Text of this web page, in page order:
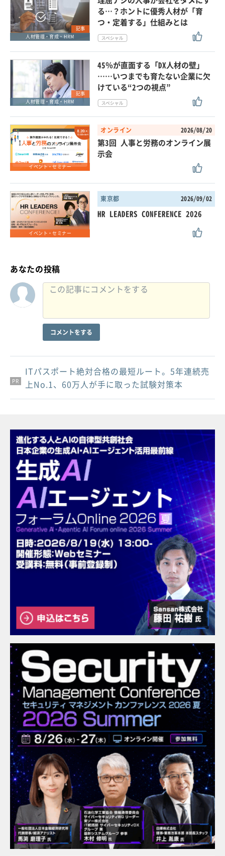
記事
人材管理・育成・HRM
る…？ホントに優秀人材が「育
つ・定着する」仕組みとは
記事
人材管理・育成・HRM
45％が直面する「DX人材の壁」
……いつまでも育たない企業に欠
けている“2つの視点”
イベント・セミナー
オンライン 2026/08/20
第3回 人事と労務のオンライン展
示会
イベント・セミナー
東京都 2026/09/02
HR LEADERS CONFERENCE 2026
あなたの投稿
コメントをする
PR
PR
PR
ITパスポート絶対合格の最短ルート。5年連続売
上No.1、60万人が手に取った試験対策本